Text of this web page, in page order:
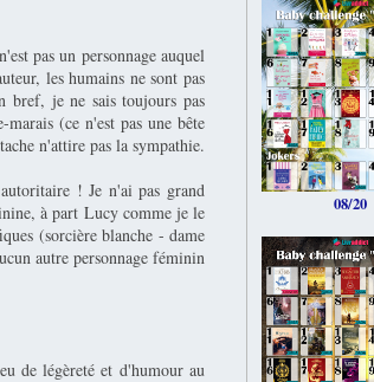
pas un personnage auquel
les humains ne sont pas
bref, je ne sais toujours pas
(ce n'est pas une bête
n'attire pas la sympathie.
! Je n'ai pas grand
à part Lucy comme je le
(sorcière blanche - dame
autre personnage féminin
de légèreté et d'humour au
08/20